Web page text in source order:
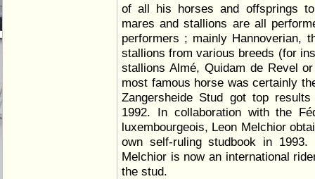
of all his horses and offsprings
mares and stallions are all
performers ; mainly Hannoverian,
stallions from various breeds (for
stallions Almé, Quidam de Revel
most famous horse was certainly
Zangersheide Stud got top
1992. In collaboration with the
luxembourgeois, Leon Melchior
own self-ruling studbook in 1993.
Melchior is now an international
the stud.